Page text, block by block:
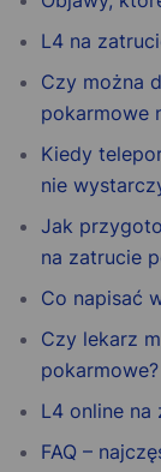
L4 na
Czy można
pokarmowe
Kiedy
nie
Jak
na zatrucie
Co napisać
Czy lekarz
pokarmowe?
L4 online na
FAQ –